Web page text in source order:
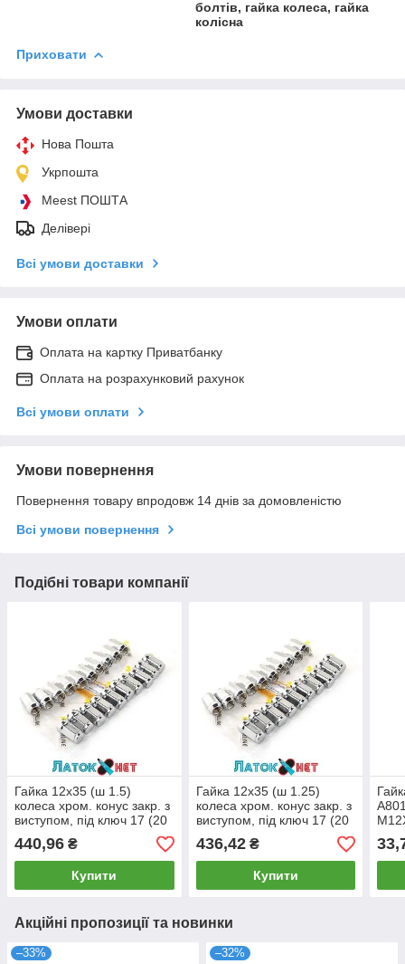
болтів, гайка колеса, гайка
колісна
Приховати
Умови доставки
Нова Пошта
Укрпошта
Meest ПОШТА
Делівері
Всі умови доставки
Умови оплати
Оплата на картку Приватбанку
Оплата на розрахунковий рахунок
Всі умови оплати
Умови повернення
Повернення товару впродовж 14 днів за домовленістю
Всі умови повернення
Подібні товари компанії
Гайка 12x35 (ш 1.5)
колеса хром. конус закр. з
виступом, під ключ 17 (20
шт.) 78372 Walline
440,96 ₴
Купити
Гайка 12x35 (ш 1.25)
колеса хром. конус закр. з
виступом, під ключ 17 (20
шт.) 78370 Walline
436,42₴
Купити
мм
Акційні пропозиції та новинки
–33% –32%